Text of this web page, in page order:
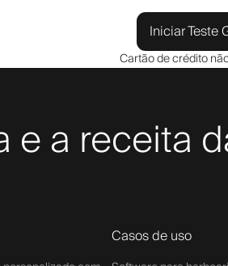
Iniciar Teste
Cartão de crédito
e a receita
Casos de uso